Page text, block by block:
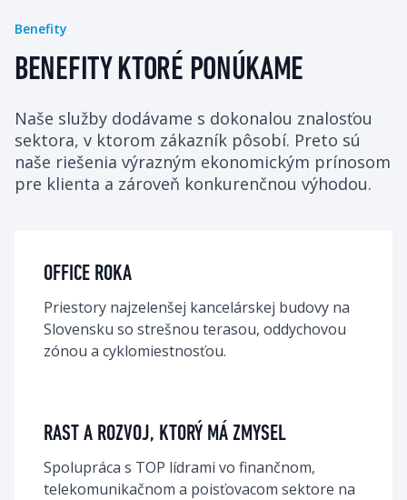
Benefity
BENEFITY KTORÉ PONÚKAME
Naše služby dodávame s dokonalou znalosťou
sektora, v ktorom zákazník pôsobí. Preto sú
naše riešenia výrazným ekonomickým prínosom
pre klienta a zároveň konkurenčnou výhodou.
OFFICE ROKA
Priestory najzelenšej kancelárskej budovy na
Slovensku so strešnou terasou, oddychovou
zónou a cyklomiestnosťou.
RAST A ROZVOJ, KTORÝ MÁ ZMYSEL
Spolupráca s TOP lídrami vo finančnom,
telekomunikačnom a poisťovacom sektore na